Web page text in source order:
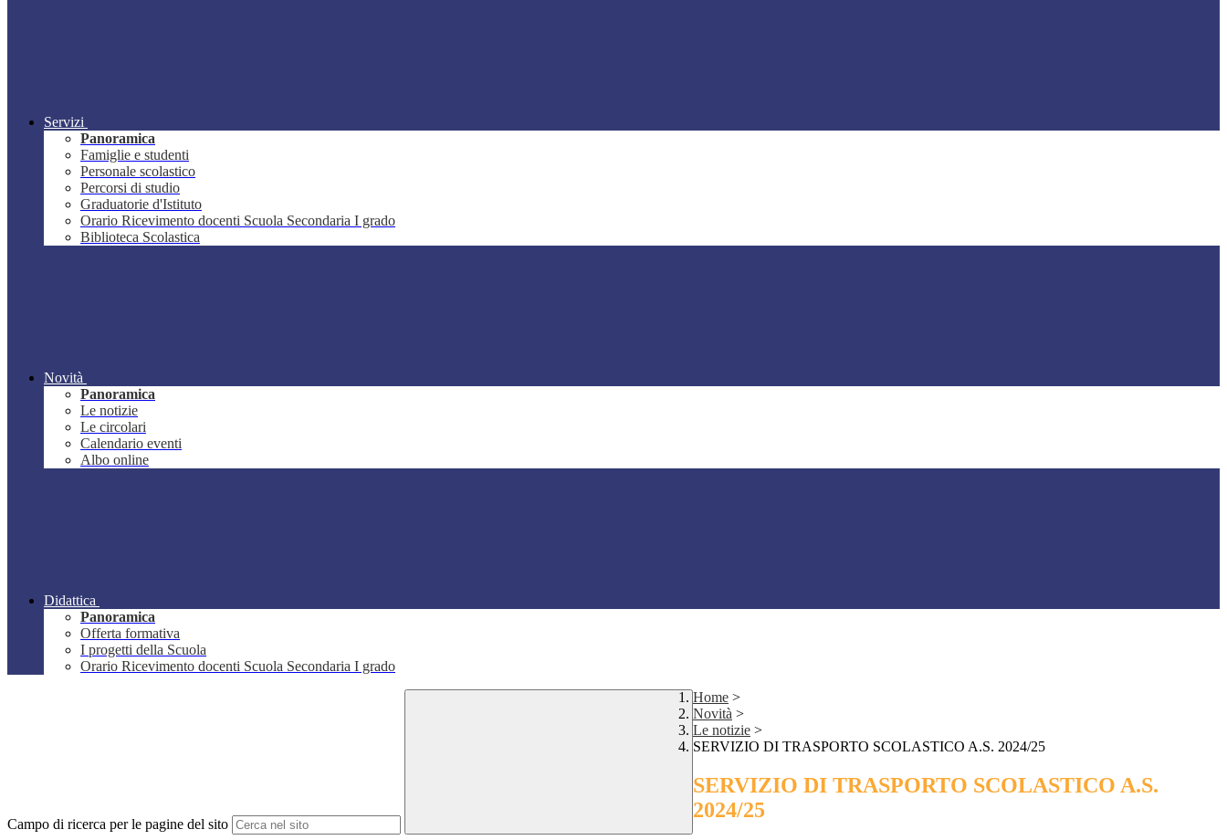
Servizi
Panoramica
Famiglie e studenti
Personale scolastico
Percorsi di studio
Graduatorie d'Istituto
Orario Ricevimento docenti Scuola Secondaria I grado
Biblioteca Scolastica
Novità
Panoramica
Le notizie
Le circolari
Calendario eventi
Albo online
Didattica
Panoramica
Offerta formativa
I progetti della Scuola
Orario Ricevimento docenti Scuola Secondaria I grado
Campo di ricerca per le pagine del sito
Home >
Novità >
Le notizie >
SERVIZIO DI TRASPORTO SCOLASTICO A.S. 2024/25
SERVIZIO DI TRASPORTO SCOLASTICO A.S.
2024/25